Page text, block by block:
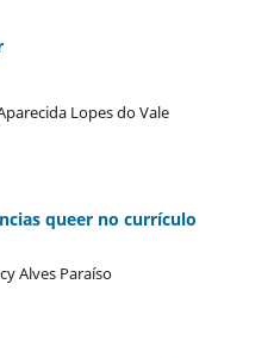
Lopes do Vale
queer no currículo
Alves Paraíso